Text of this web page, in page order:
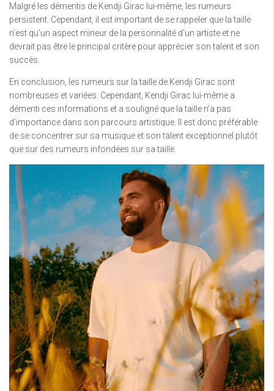
Malgré les démentis de Kendji Girac lui-même, les rumeurs
persistent. Cependant, il est important de se rappeler que la taille
n’est qu’un aspect mineur de la personnalité d’un artiste et ne
devrait pas être le principal critère pour apprécier son talent et son
succès.
En conclusion, les rumeurs sur la taille de Kendji Girac sont
nombreuses et variées. Cependant, Kendji Girac lui-même a
démenti ces informations et a souligné que la taille n’a pas
d’importance dans son parcours artistique. Il est donc préférable
de se concentrer sur sa musique et son talent exceptionnel plutôt
que sur des rumeurs infondées sur sa taille.